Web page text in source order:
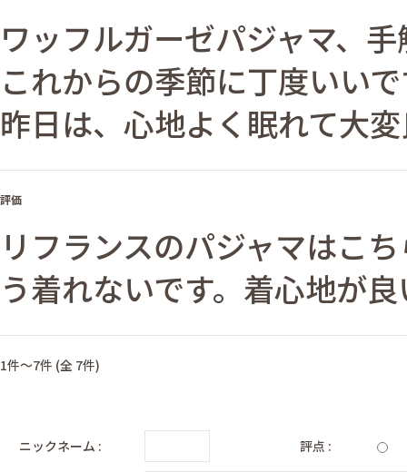
ワッフルガーゼパジャマ、
これからの季節に丁度いい
昨日は、心地よく眠れて大
評価
リフランスのパジャマはこ
う着れないです。着心地が
1件～7件 (全 7件)
ニックネーム : 評点 :